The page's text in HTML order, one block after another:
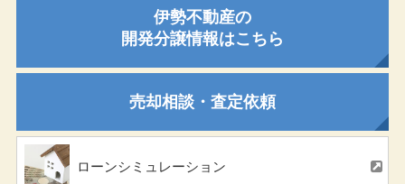
伊勢不動産の
開発分譲情報はこちら
売却相談・査定依頼
ローンシミュレーション